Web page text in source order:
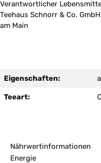
Verantwortlicher
Teehaus Schnorr & Co.
am Main
Eigenschaften:
Teeart:
Nährwertinformationen
Energie